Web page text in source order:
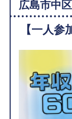
広島市中区
【一人